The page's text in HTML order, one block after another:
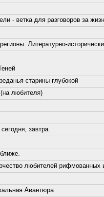
- ветка для разговоров за
Литературно-
старины глубокой
любителя)
завтра.
любителей рифмованных
Авантюра